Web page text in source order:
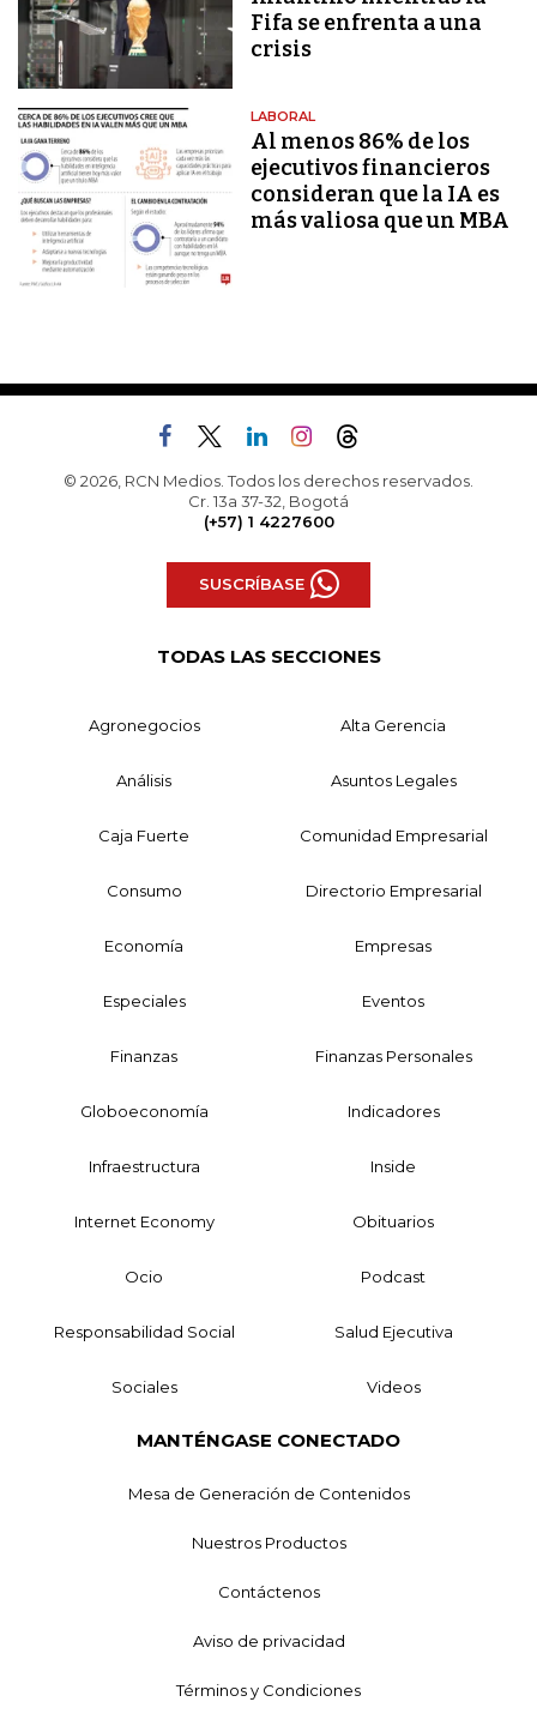
Fifa se enfrenta a una
crisis
LABORAL
Al menos 86% de los
ejecutivos financieros
consideran que la IA es
más valiosa que un MBA
© 2026, RCN Medios. Todos los derechos reservados.
Cr. 13a 37-32, Bogotá
(+57) 1 4227600
SUSCRÍBASE
TODAS LAS SECCIONES
Agronegocios Alta Gerencia
Análisis Asuntos Legales
Caja Fuerte Comunidad Empresarial
Consumo Directorio Empresarial
Economía Empresas
Especiales Eventos
Finanzas Finanzas Personales
Globoeconomía Indicadores
Infraestructura Inside
Internet Economy Obituarios
Ocio Podcast
Responsabilidad Social Salud Ejecutiva
Sociales Videos
MANTÉNGASE CONECTADO
Mesa de Generación de Contenidos
Nuestros Productos
Contáctenos
Aviso de privacidad
Términos y Condiciones